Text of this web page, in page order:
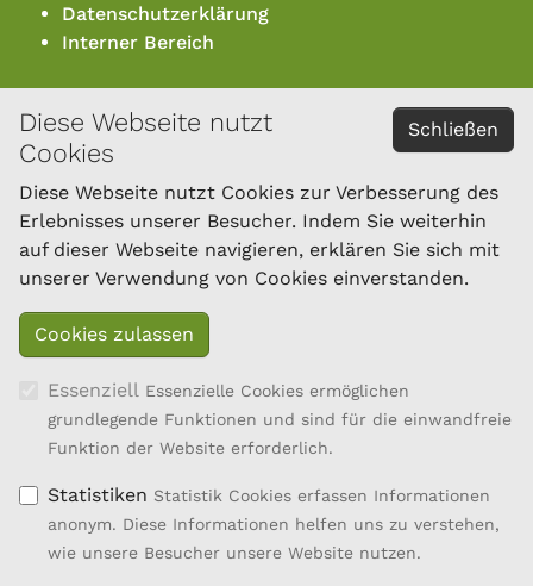
Schließen
Diese Webseite nutzt
Cookies
Diese Webseite nutzt Cookies zur Verbesserung des
Erlebnisses unserer Besucher. Indem Sie weiterhin
auf dieser Webseite navigieren, erklären Sie sich mit
unserer Verwendung von Cookies einverstanden.
Essenziell Essenzielle Cookies ermöglichen
grundlegende Funktionen und sind für die einwandfreie
Funktion der Website erforderlich.
Statistiken Statistik Cookies erfassen Informationen
anonym. Diese Informationen helfen uns zu verstehen,
wie unsere Besucher unsere Website nutzen.
Datenschutzerklärung
Interner Bereich
KONTAKT
Österreichischer Bundesverband für Schafe und
Ziegen
Dresdner Straße 89/B1/18
1200 Wien
Tel.: 01/334 17 21-40